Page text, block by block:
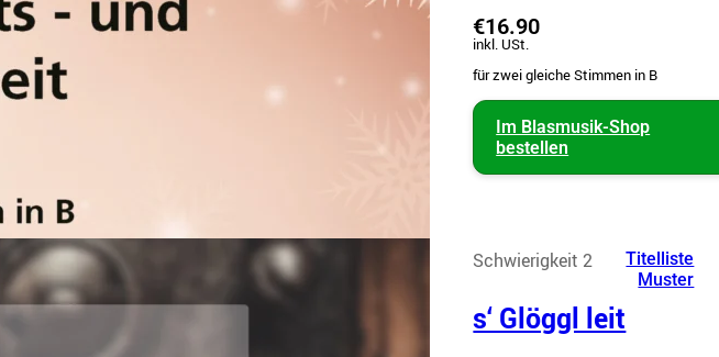
€16.90
inkl. USt.
für zwei gleiche Stimmen in B
Im Blasmusik-Shop
bestellen
Schwierigkeit 2
s‘ Glöggl leit
Titelliste
Muster